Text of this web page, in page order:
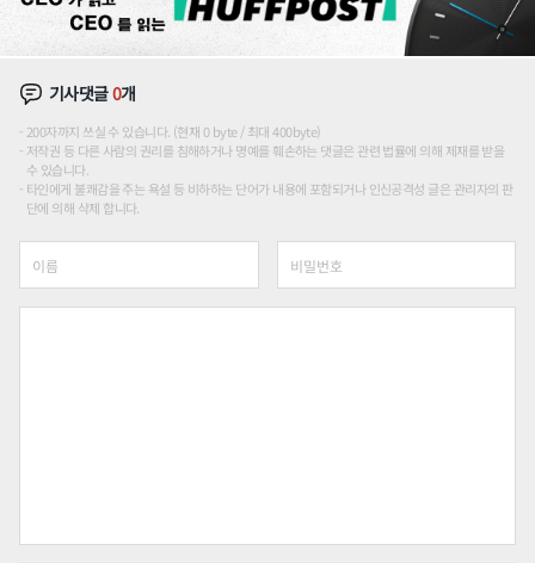
기사댓글0개
200자까지 쓰실 수 있습니다. (현재 0 byte / 최대 400byte)
저작권 등 다른 사람의 권리를 침해하거나 명예를 훼손하는 댓글은 관련 법률에 의해 제재를 받을
수 있습니다.
타인에게 불쾌감을 주는 욕설 등 비하하는 단어가 내용에 포함되거나 인신공격성 글은 관리자의 판
단에 의해 삭제 합니다.